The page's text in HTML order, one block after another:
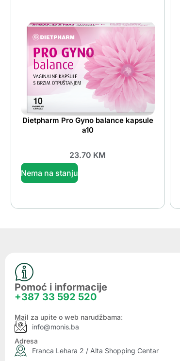
Dietpharm Pro Gyno balance kapsule
a10
23.70 KM
Nema na stanju
Pomoć i informacije
+387 33 592 520
Mail za upite o web narudžbama:
info@monis.ba
Adresa
Franca Lehara 2 / Alta Shopping Centar